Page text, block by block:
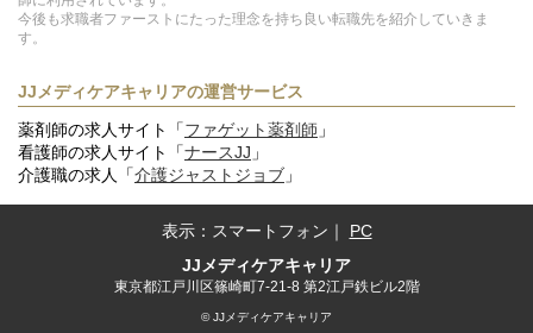
今後も求職者ファーストにたった理念を持ち良い転職先を紹介していきま
す。
JJメディケアキャリアの運営サービス
薬剤師の求人サイト「ファゲット薬剤師 」
看護師の求人サイト「ナースJJ 」
介護職の求人「介護ジャストジョブ 」
表示： スマートフォン ｜ PC
JJメディケアキャリア
東京都江戸川区篠崎町7-21-8 第2江戸鉄ビル2階
© JJメディケアキャリア